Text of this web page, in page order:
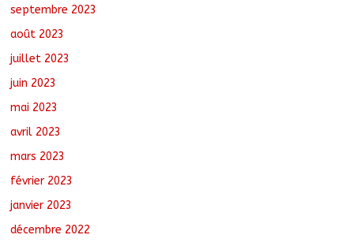
septembre 2023
août 2023
juillet 2023
juin 2023
mai 2023
avril 2023
mars 2023
février 2023
janvier 2023
décembre 2022